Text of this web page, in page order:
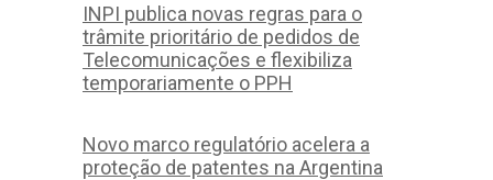
INPI publica novas regras para o
trâmite prioritário de pedidos de
Telecomunicações e flexibiliza
temporariamente o PPH
Novo marco regulatório acelera a
proteção de patentes na Argentina